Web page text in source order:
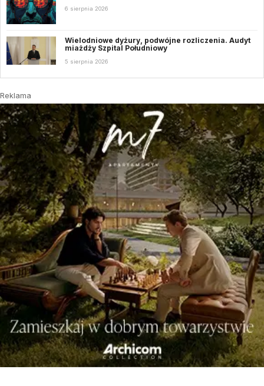
6 sierpnia 2026
Wielodniowe dyżury, podwójne rozliczenia. Audyt
miażdży Szpital Południowy
5 sierpnia 2026
Reklama